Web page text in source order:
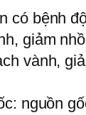
bệnh
giảm
vành,
nguồn